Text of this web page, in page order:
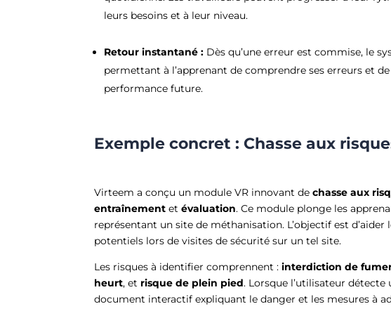
leurs besoins et à leur niveau.
Retour instantané : Dès qu’une erreur est commise, le
permettant à l’apprenant de comprendre ses erreurs et
performance future.
Exemple concret : Chasse aux
Virteem a conçu un module VR innovant dechasse aux
entraînement etévaluation. Ce module plonge les
représentant un site de méthanisation. L’objectif est
potentiels lors de visites de sécurité sur un tel site.
Les risques à identifier comprennent :interdiction de
heurt, et risque de plein pied. Lorsque l’utilisateur
document interactif expliquant le danger et les mesures à